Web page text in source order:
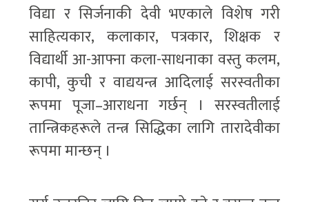
विद्या र सिर्जनाकी देवी भएकाले विशेष गरी
साहित्यकार, कलाकार, पत्रकार, शिक्षक र
विद्यार्थी आ-आफ्ना कला-साधनाका वस्तु कलम,
कापी, कुची र वाद्ययन्त्र आदिलाई सरस्वतीका
रूपमा पूजा–आराधना गर्छन् । सरस्वतीलाई
तान्त्रिकहरूले तन्त्र सिद्धिका लागि तारादेवीका
रूपमा मान्छन् ।